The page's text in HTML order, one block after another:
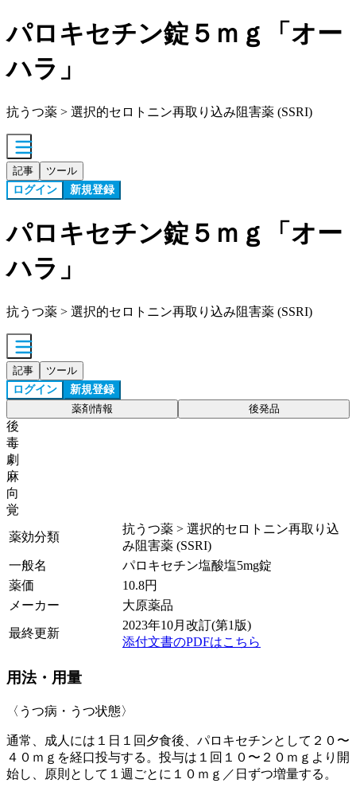
パロキセチン錠５ｍｇ「オー
ハラ」
抗うつ薬 > 選択的セロトニン再取り込み阻害薬 (SSRI)
記事 ツール
ログイン 新規登録
パロキセチン錠５ｍｇ「オー
ハラ」
抗うつ薬 > 選択的セロトニン再取り込み阻害薬 (SSRI)
記事 ツール
ログイン 新規登録
薬剤情報 後発品
後
毒
劇
麻
向
覚
薬効分類
抗うつ薬 > 選択的セロトニン再取り込
み阻害薬 (SSRI)
一般名
パロキセチン塩酸塩5mg錠
薬価
10.8円
メーカー
大原薬品
最終更新
2023年10月改訂(第1版)
添付文書のPDFはこちら
用法・用量
〈うつ病・うつ状態〉
通常、成人には１日１回夕食後、パロキセチンとして２０〜
４０ｍｇを経口投与する。投与は１回１０〜２０ｍｇより開
始し、原則として１週ごとに１０ｍｇ／日ずつ増量する。